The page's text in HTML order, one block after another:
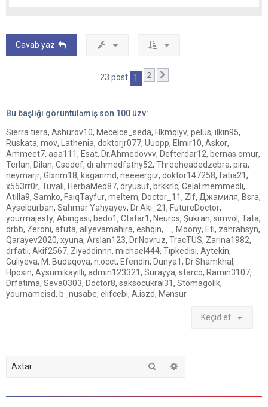
Cavab yaz
23 post 1 2
Bu başlığı görüntüləmiş son 100 üzv:
Sierra tiera, Ashurov10, Mecelce_seda, Hkmqlyv, pelus, ilkin95,
Ruskata, mov, Lathenia, doktorjr077, Uuopp, Elmir10, Askor,
Ammeet7, aaa111 , Esat, Dr.Ahmedovvv, Defterdar12, bernas.omur,
Terlan, Dilan, Csedef, dr.ahmedfathy52, Threeheadedzebra, pira,
neymarjr, Glxnm18, kaganmd, neeeergiz, doktor147258, fatia21 ,
x553rr0r, Tuvali, HerbaMed87, dryusuf, brkkrlc, Celal memmedli,
Atilla9, Samko, FaiqTayfur, meltem, Doctor_11 , Zlf, Джамиля, Bsra,
Ayselqurban, Sahmar Yahyayev, Dr.Aki_21 , FutureDoctor,
yourmajesty, Abingasi, bedo1 , Ctatar1 , Neuros, Şükran, simvol , Tata,
drbb, Zeroni, afuta, aliyevamahira, eshqin, , Moony, Eti, zahrahsyn,
Qarayev2020, xyuna, Arslan123, Dr.Novruz, TracTUS, Zarina1982,
drfatii, Akif2567, Ziyəddinnn, michael444, Tıpkedisi, Aytekin,
Guliyeva, M. Budaqova, n.occt, Efendin, Dunya1 , Dr.Shamkhal ,
Hposin, Aysumikayilli, admin123321 , Surayya, starco, Ramin3107,
Drfatima, Seva0303, Doctor8, saksocukral31 , Stomagolik,
yournameisd, b_nusabe, elifcebi, A.iszd, Mənsur
Keçid et
Axtar